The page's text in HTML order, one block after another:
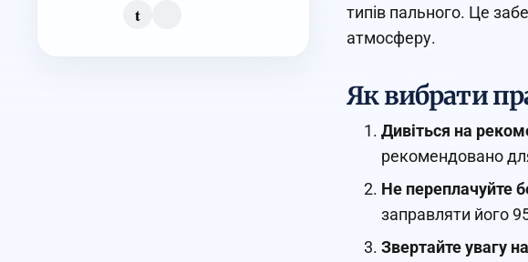
t
типів пального. Це
атмосферу.
Як вибрати
Дивіться на
рекомендовано
Не переплачуйте
заправляти його
Звертайте увагу